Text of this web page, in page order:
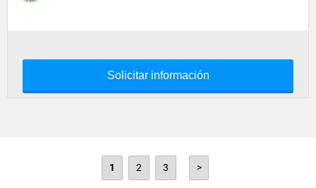
Solicitar información
1 2 3 >